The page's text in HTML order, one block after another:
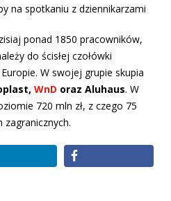
na spotkaniu z dziennikarzami
ponad 1850 pracowników,
do ścisłej czołówki
W swojej grupie skupia
WnD oraz Aluhaus. W
720 mln zł, z czego 75
zagranicznych.